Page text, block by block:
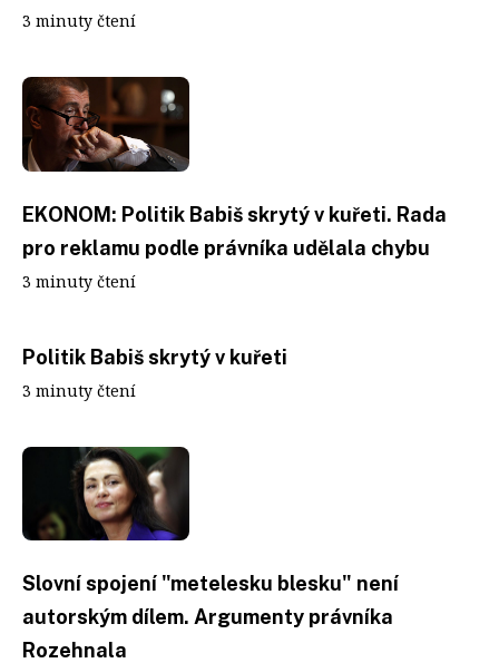
3 minuty čtení
EKONOM: Politik Babiš skrytý v kuřeti. Rada
pro reklamu podle právníka udělala chybu
3 minuty čtení
Politik Babiš skrytý v kuřeti
3 minuty čtení
Slovní spojení "metelesku blesku" není
autorským dílem. Argumenty právníka
Rozehnala